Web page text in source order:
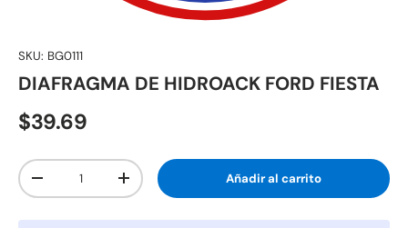
SKU: BG0111
DIAFRAGMA DE HIDROACK FORD FIESTA
$39.69
Cant.
-
+ Añadir al carrito